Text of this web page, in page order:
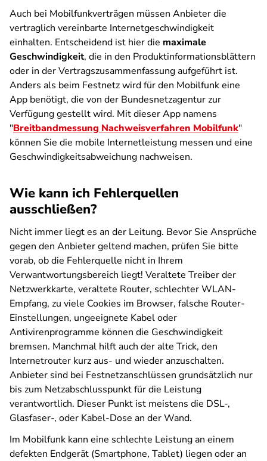
Auch bei Mobilfunkverträgen müssen Anbieter die
vertraglich vereinbarte Internetgeschwindigkeit
einhalten. Entscheidend ist hier die maximale
Geschwindigkeit, die in den Produktinformationsblättern
oder in der Vertragszusammenfassung aufgeführt ist.
Anders als beim Festnetz wird für den Mobilfunk eine
App benötigt, die von der Bundesnetzagentur zur
Verfügung gestellt wird. Mit dieser App namens
"Breitbandmessung Nachweisverfahren Mobilfunk"
können Sie die mobile Internetleistung messen und eine
Geschwindigkeitsabweichung nachweisen.
Wie kann ich Fehlerquellen
ausschließen?
Nicht immer liegt es an der Leitung. Bevor Sie Ansprüche
gegen den Anbieter geltend machen, prüfen Sie bitte
vorab, ob die Fehlerquelle nicht in Ihrem
Verwantwortungsbereich liegt! Veraltete Treiber der
Netzwerkkarte, veraltete Router, schlechter WLAN-
Empfang, zu viele Cookies im Browser, falsche Router-
Einstellungen, ungeeignete Kabel oder
Antivirenprogramme können die Geschwindigkeit
bremsen. Manchmal hilft auch der alte Trick, den
Internetrouter kurz aus- und wieder anzuschalten.
Anbieter sind bei Festnetzanschlüssen grundsätzlich nur
bis zum Netzabschlusspunkt für die Leistung
verantwortlich. Dieser Punkt ist meistens die DSL-,
Glasfaser-, oder Kabel-Dose an der Wand.
Im Mobilfunk kann eine schlechte Leistung an einem
defekten Endgerät (Smartphone, Tablet) liegen oder an